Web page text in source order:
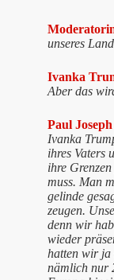
unseres
Ivanka
Aber das
Paul
Ivanka
ihres Vaters
ihre
muss. Man
gelinde
zeugen.
denn wir
wieder
hatten wir ja
nämlich nur